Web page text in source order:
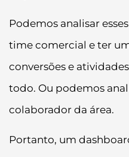
Podemos analisar
time comercial e ter
conversões e
todo. Ou podemos
colaborador da área.
Portanto, um